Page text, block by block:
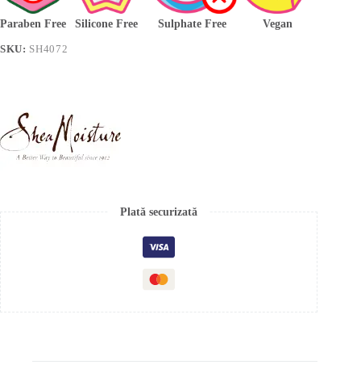
Paraben Free Silicone Free Sulphate Free Vegan
SKU: SH4072
Plată securizată